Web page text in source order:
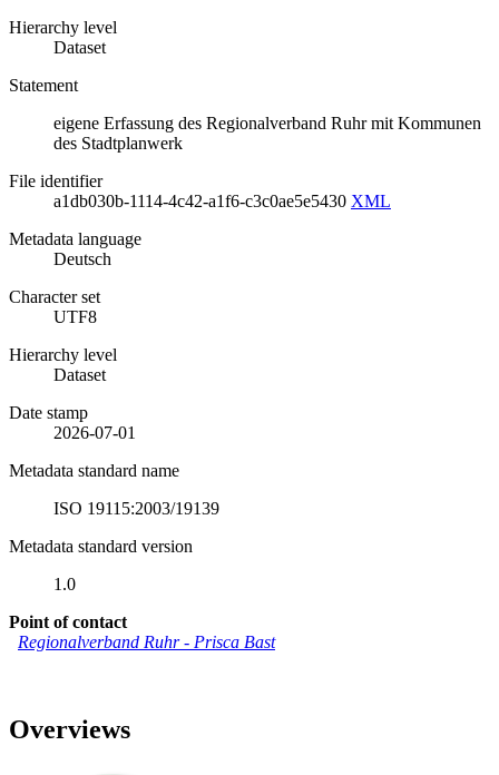
Hierarchy level
Dataset
Statement
eigene Erfassung des Regionalverband Ruhr mit Kommunen
des Stadtplanwerk
File identifier
a1db030b-1114-4c42-a1f6-c3c0ae5e5430 XML
Metadata language
Deutsch
Character set
UTF8
Hierarchy level
Dataset
Date stamp
2026-07-01
Metadata standard name
ISO 19115:2003/19139
Metadata standard version
1.0
Point of contact
Regionalverband Ruhr- Prisca Bast
Overviews